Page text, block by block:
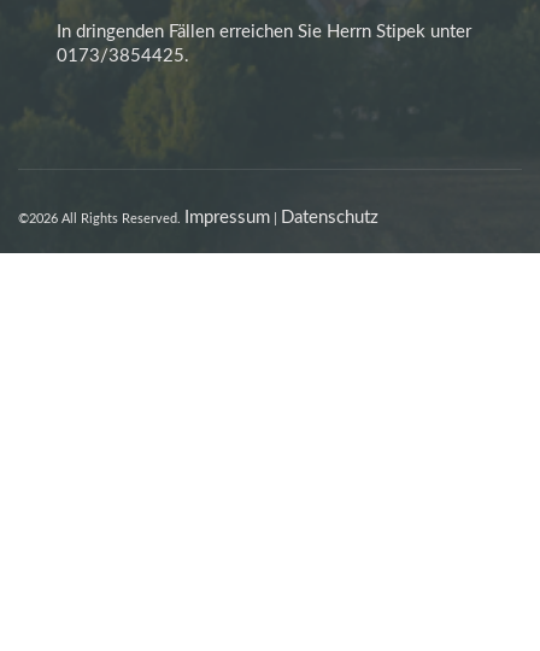
In dringenden Fällen erreichen Sie Herrn Stipek unter
0173/3854425.
©2026 All Rights Reserved. Impressum | Datenschutz